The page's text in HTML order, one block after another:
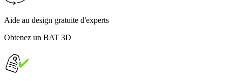
Aide au design gratuite d'experts
Obtenez un BAT 3D